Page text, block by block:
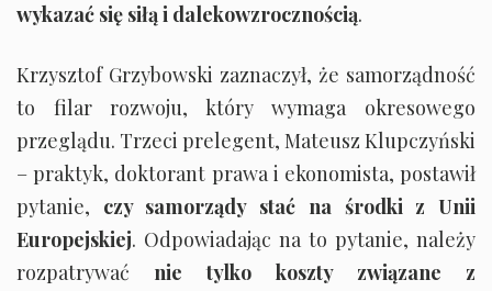
wykazać się siłą i dalekowzrocznością.
Krzysztof Grzybowski zaznaczył, że samorządność
to filar rozwoju, który wymaga okresowego
przeglądu. Trzeci prelegent, Mateusz Klupczyński
– praktyk, doktorant prawa i ekonomista, postawił
pytanie, czy samorządy stać na środki z Unii
Europejskiej. Odpowiadając na to pytanie, należy
rozpatrywać nie tylko koszty związane z